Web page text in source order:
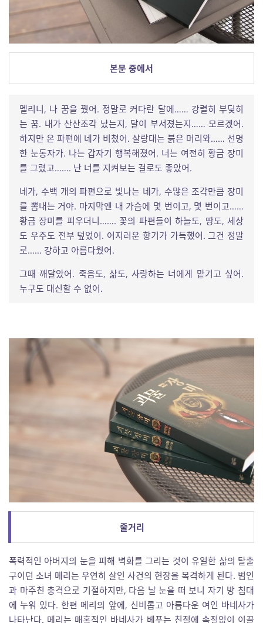
본문 중에서
멜리니, 나 꿈을 꿨어. 정말로 커다란 달에…… 강렬히 부딪히
는 꿈. 내가 산산조각 났는지, 달이 부서졌는지…… 모르겠어.
하지만 온 파편에 네가 비쳤어. 살랑대는 붉은 머리와…… 선명
한 눈동자가. 나는 갑자기 행복해졌어. 너는 여전히 황금 장미
를 그렸고……. 난 너를 지켜보는 걸로도 좋았어.
네가, 수백 개의 파편으로 빛나는 네가, 수많은 조각만큼 장미
를 뽐내는 거야. 마지막엔 내 가슴에 몇 번이고, 몇 번이고……
황금 장미를 피우더니……. 꽃의 파편들이 하늘도, 땅도, 세상
도 우주도 전부 덮었어. 어지러운 향기가 가득했어. 그건 정말
로…… 강하고 아름다웠어.
그때 깨달았어. 죽음도, 삶도, 사랑하는 너에게 맡기고 싶어.
누구도 대신할 수 없어.
줄거리
폭력적인 아버지의 눈을 피해 벽화를 그리는 것이 유일한 삶의 탈출
구이던 소녀 메리는 우연히 살인 사건의 현장을 목격하게 된다. 범인
과 마주친 충격으로 기절하지만, 다음 날 눈을 떠 보니 자기 방 침대
에 누워 있다. 한편 메리의 앞에, 신비롭고 아름다운 여인 바네사가
나타난다. 메리는 매혹적인 바네사가 베푸는 친절에 속절없이 이끌